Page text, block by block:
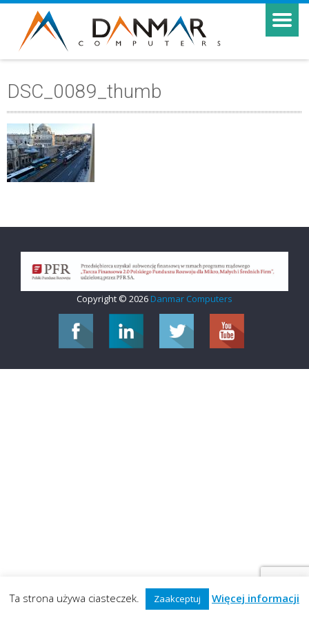
DSC_0089_thumb
Copyright © 2026 Danmar Computers
Ta strona używa ciasteczek. Zaakceptuj Więcej informacji